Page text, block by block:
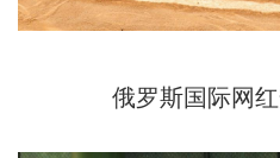
俄罗斯国际网